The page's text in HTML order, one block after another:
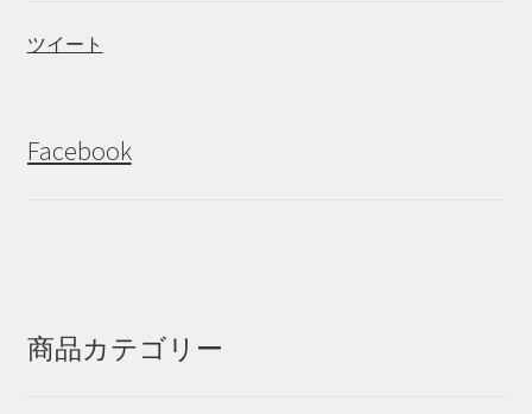
ツイート
Facebook
商品カテゴリー